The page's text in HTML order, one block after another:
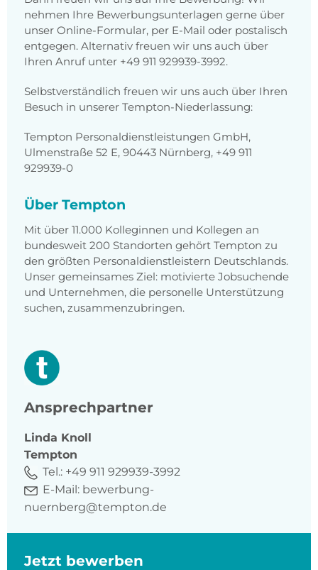
nehmen Ihre Bewerbungsunterlagen gerne über
unser Online-Formular, per E-Mail oder postalisch
entgegen. Alternativ freuen wir uns auch über
Ihren Anruf unter +49 911 929939-3992.
Selbstverständlich freuen wir uns auch über Ihren
Besuch in unserer Tempton-Niederlassung:
Tempton Personaldienstleistungen GmbH,
Ulmenstraße 52 E, 90443 Nürnberg, +49 911
929939-0
Über Tempton
Mit über 11.000 Kolleginnen und Kollegen an
bundesweit 200 Standorten gehört Tempton zu
den größten Personaldienstleistern Deutschlands.
Unser gemeinsames Ziel: motivierte Jobsuchende
und Unternehmen, die personelle Unterstützung
suchen, zusammenzubringen.
Ansprechpartner
Linda Knoll
Tempton
Tel.: +49 911 929939-3992
E-Mail: bewerbung-
nuernberg@tempton.de
Jetzt bewerben